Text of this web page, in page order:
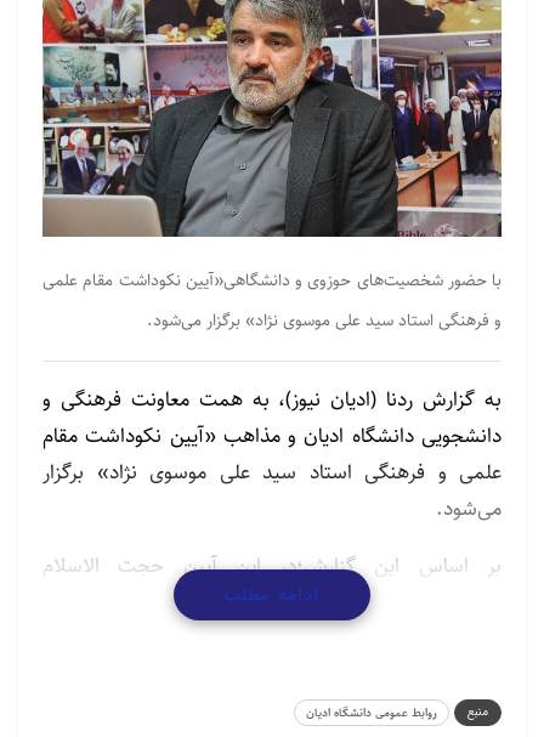
با حضور شخصیت‌های حوزوی و دانشگاهی«آیین نکوداشت مقام علمی
و فرهنگی استاد سید علی موسوی نژاد» برگزار می‌شود.
به گزارش ردنا (ادیان نیوز)، به همت معاونت فرهنگی و
دانشجویی دانشگاه ادیان و مذاهب «آیین نکوداشت مقام
علمی و فرهنگی استاد سید علی موسوی نژاد» برگزار
می‌شود.
بر اساس این گزارش؛در این آیین حجت الاسلام
والمسلمین سید ابوالحسن نواب«موسس و رئیس هیئت
امنای دانشگاه ادیان و مذاهب»،حجت الاسلام والمسلمین
و مذاهب»،حجت الاسلام والمسلمین دکتر حمیدرضا
ادامه مطلب
منبع
روابط عمومی دانشگاه ادیان